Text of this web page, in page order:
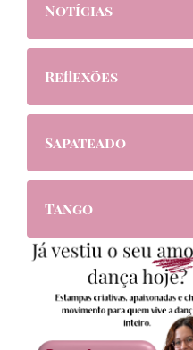
Notícias
Reflexões
Sapateado
Tango